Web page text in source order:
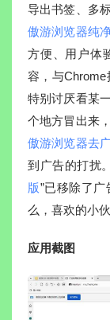
导出书签、多
傲游浏览器纯
方便、用户体
容，与
特别讨厌看某
个地方冒出来
傲游浏览器去
到广告的打扰
版”已移除了
么，喜欢的小
应用截图